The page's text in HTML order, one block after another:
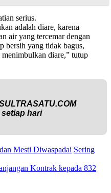
serius.
adalah diare, karena
air yang tercemar dengan
bersih yang tidak bagus,
diare,” tutup
hari
Mesti Diwaspadai Sering
Kontrak kepada 832